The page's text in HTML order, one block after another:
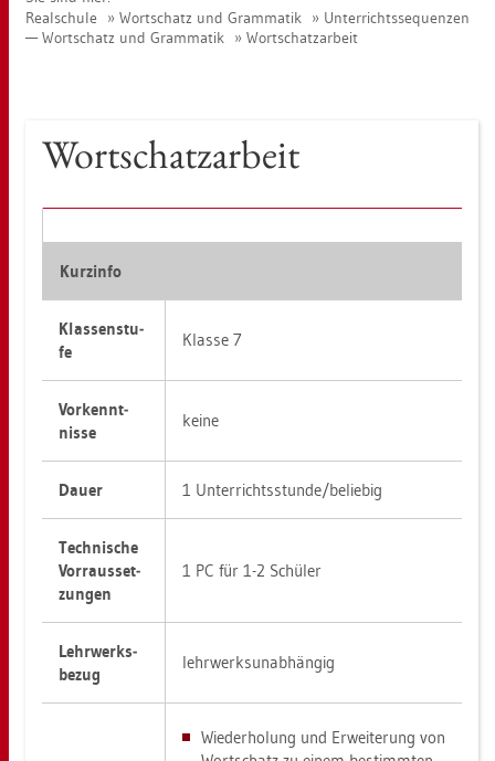
Re­al­schu­le
Wort­schatz und Gram­ma­tik
Un­ter­richts­se­quen­zen
— Wort­schatz und Gram­ma­tik
Wort­schatz­ar­beit
Wort­schatz­ar­beit
Kurz­in­fo
Klas­sen­stu­
fe
Klas­se 7
Vor­kennt­
nis­se
keine
Dauer 1 Un­ter­richts­stun­de/be­lie­big
Tech­ni­sche
Vorraus­set­
zun­gen
1 PC für 1-2 Schü­ler
Lehr­werks­
be­zug
lehr­werks­un­ab­hän­gig
Wie­der­ho­lung und Er­wei­te­rung von